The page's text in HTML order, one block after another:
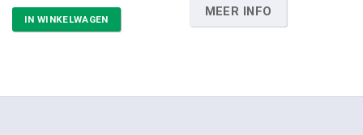
IN WINKELWAGEN
€16,27.€13,02.
MEER INFO